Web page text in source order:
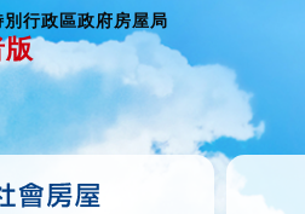
別行政區政府房屋局
版